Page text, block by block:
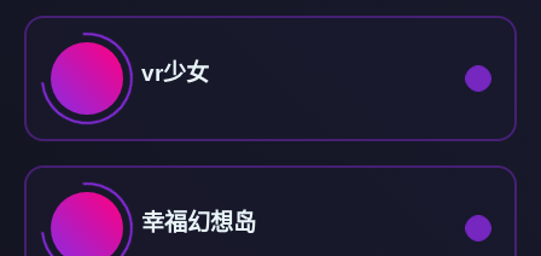
vr少女
幸福幻想岛